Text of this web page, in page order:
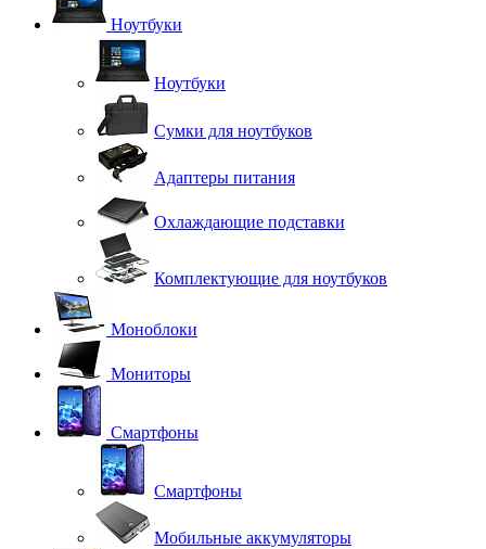
Ноутбуки
Ноутбуки
Сумки для ноутбуков
Адаптеры питания
Охлаждающие подставки
Комплектующие для ноутбуков
Моноблоки
Мониторы
Смартфоны
Смартфоны
Мобильные аккумуляторы